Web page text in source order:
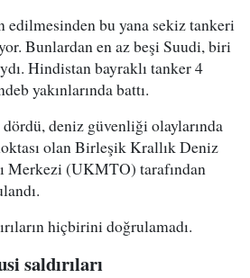
edilmesinden bu yana sekiz tankeri
Bunlardan en az beşi Suudi, biri
Hindistan bayraklı tanker 4
yakınlarında battı.
dördü, deniz güvenliği olaylarında
olan Birleşik Krallık Deniz
Merkezi (UKMTO) tarafından
hiçbirini doğrulamadı.
saldırıları